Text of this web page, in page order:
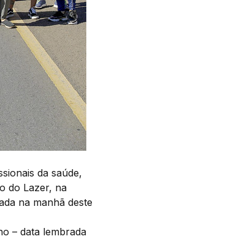
da saúde,
do Lazer, na
na manhã deste
– data lembrada